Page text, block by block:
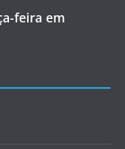
feira em